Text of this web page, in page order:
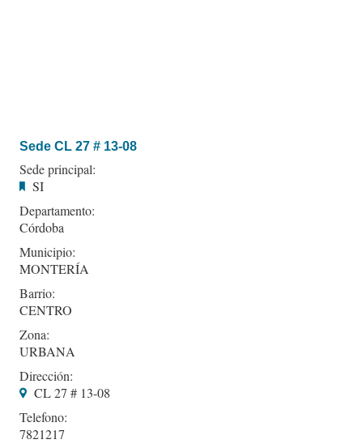
Sede CL 27 # 13-08
Sede principal:
SI
Departamento:
Córdoba
Municipio:
MONTERÍA
Barrio:
CENTRO
Zona:
URBANA
Dirección:
CL 27 # 13-08
Telefono:
7821217